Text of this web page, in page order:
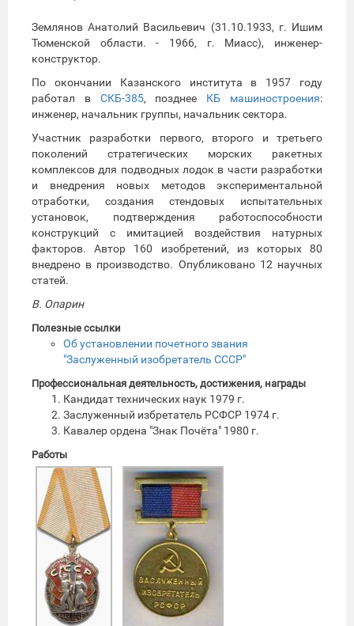
Землянов Анатолий Васильевич (31.10.1933, г. Ишим
Тюменской области. - 1966, г. Миасс), инженер-
конструктор.
По окончании Казанского института в 1957 году
работал в СКБ-385, позднее КБ машиностроения:
инженер, начальник группы, начальник сектора.
Участник разработки первого, второго и третьего
поколений стратегических морских ракетных
комплексов для подводных лодок в части разработки
и внедрения новых методов экспериментальной
отработки, создания стендовых испытательных
установок, подтверждения работоспособности
конструкций с имитацией воздействия натурных
факторов. Автор 160 изобретений, из которых 80
внедрено в производство. Опубликовано 12 научных
статей.
В. Опарин
Полезные ссылки
Об установлении почетного звания
"Заслуженный изобретатель СССР"
Профессиональная деятельность, достижения, награды
Кандидат технических наук 1979 г.
Заслуженный избретатель РСФСР 1974 г.
Кавалер ордена "Знак Почёта" 1980 г.
Работы